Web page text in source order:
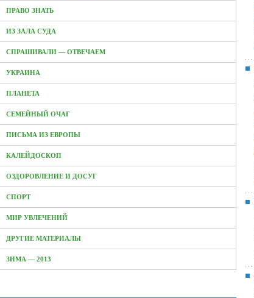
ПРАВО ЗНАТЬ
ИЗ ЗАЛА СУДА
СПРАШИВАЛИ — ОТВЕЧАЕМ
УКРАИНА
ПЛАНЕТА
СЕМЕЙНЫЙ ОЧАГ
ПИСЬМА ИЗ ЕВРОПЫ
КАЛЕЙДОСКОП
ОЗДОРОВЛЕНИЕ И ДОСУГ
СПОРТ
МИР УВЛЕЧЕНИЙ
ДРУГИЕ МАТЕРИАЛЫ
ЗИМА — 2013